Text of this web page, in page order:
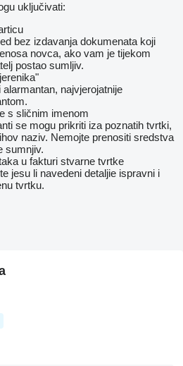
uključivati:
bez izdavanja dokumenata koji
novca, ako vam je tijekom
postao sumljiv.
najvjerojatnije
s sličnim imenom
se mogu prikriti iza poznatih tvrtki,
naziv. Nemojte prenositi sredstva
sumnjiv.
u fakturi stvarne tvrtke
jesu li navedeni detaljie ispravni i
tvrtku.